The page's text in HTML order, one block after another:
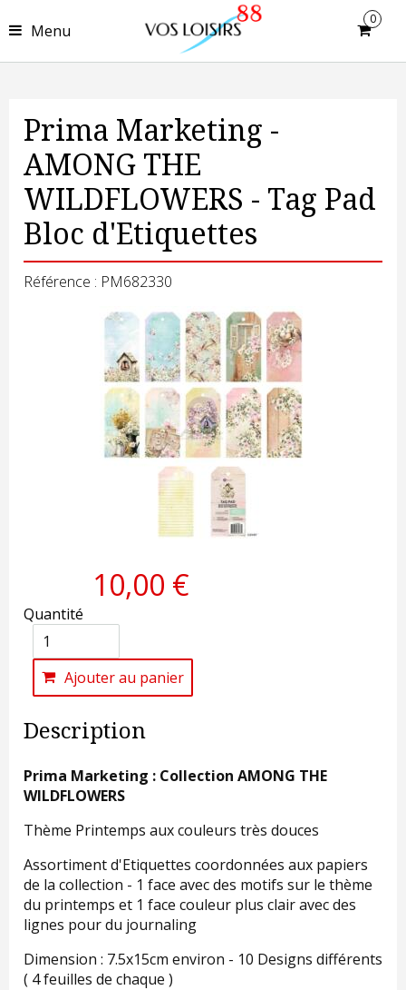
Menu
0
Prima Marketing -
AMONG THE
WILDFLOWERS - Tag Pad
Bloc d'Etiquettes
Référence : PM682330
10,00 €
Quantité
Ajouter au panier
Description
Prima Marketing : Collection AMONG THE
WILDFLOWERS
Thème Printemps aux couleurs très douces
Assortiment d'Etiquettes coordonnées aux papiers
de la collection - 1 face avec des motifs sur le thème
du printemps et 1 face couleur plus clair avec des
lignes pour du journaling
Dimension : 7.5x15cm environ - 10 Designs différents
( 4 feuilles de chaque )